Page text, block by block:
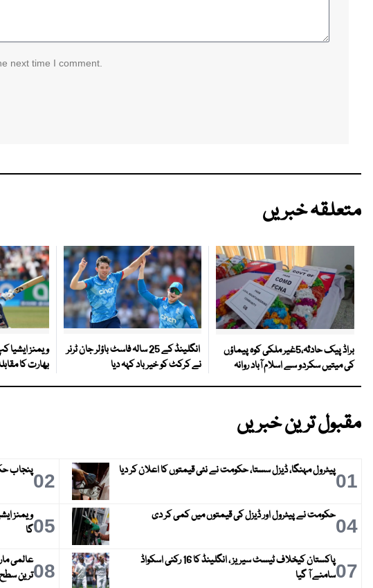
next time I comment.
متعلقہ خبریں
براڈ پیک حادثہ،5غیر ملکی کوہ پیماؤں
کی میتیں سکردو سے اسلام آباد روانہ
انگلینڈ کے 25 سالہ فاسٹ باؤلر جان ٹرنر
نے کرکٹ کو خیر باد کہہ دیا
بھارت کا
مقبول ترین خبریں
01پیٹرول مہنگا، ڈیزل سستا، حکومت نے نئی قیمتوں کا اعلان کر دیا 02پنجاب
04حکومت نے پیٹرول اور ڈیزل کی قیمتوں میں کمی کر دی 05گا
07
پاکستان کیخلاف ٹیسٹ سیریز ، انگلینڈ کا 16 رکنی اسکواڈ
سامنے آ گیا
08ترین